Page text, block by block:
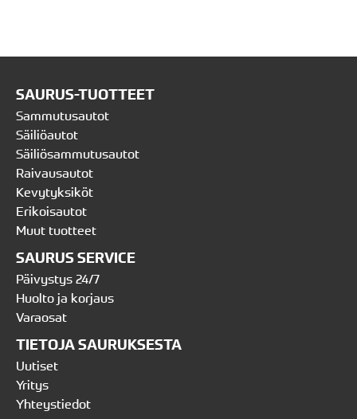
SAURUS-TUOTTEET
Sammutusautot
Säiliöautot
Säiliösammutusautot
Raivausautot
Kevytyksiköt
Erikoisautot
Muut tuotteet
SAURUS SERVICE
Päivystys 24/7
Huolto ja korjaus
Varaosat
TIETOJA SAURUKSESTA
Uutiset
Yritys
Yhteystiedot